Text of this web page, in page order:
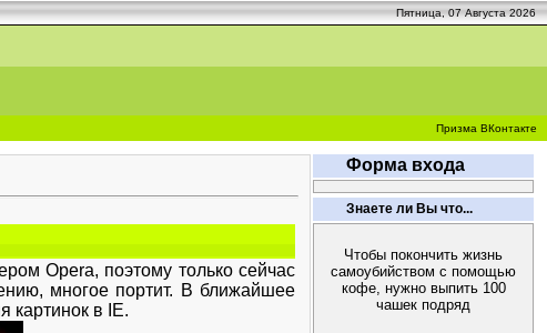
Пятница, 07 Августа 2026
Призма ВКонтакте
Opera, поэтому только сейчас
многое портит. В ближайшее
картинок в IE.
Форма входа
Знаете ли Вы что...
Чтобы покончить жизнь
самоубийством с помощью
кофе, нужно выпить 100
чашек подряд